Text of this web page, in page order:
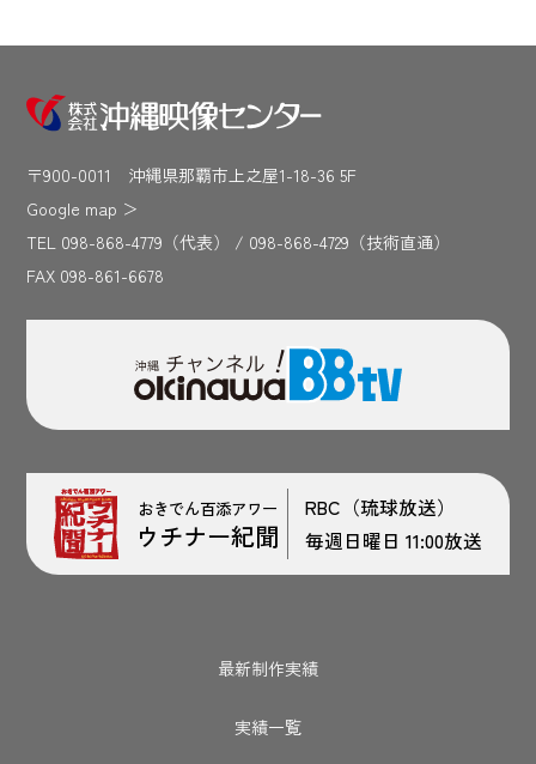
〒900-0011 沖縄県那覇市上之屋1-18-36 5F
Google map ＞
TEL 098-868-4779（代表） / 098-868-4729（技術直通）
FAX 098-861-6678
おきでん百添アワー
ウチナー紀聞
RBC（琉球放送）
毎週日曜日 11:00放送
最新制作実績
実績一覧